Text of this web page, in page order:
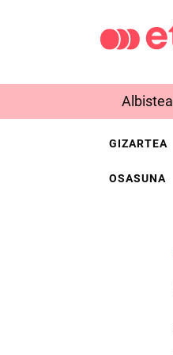
GIZARTEA
OSASUNA